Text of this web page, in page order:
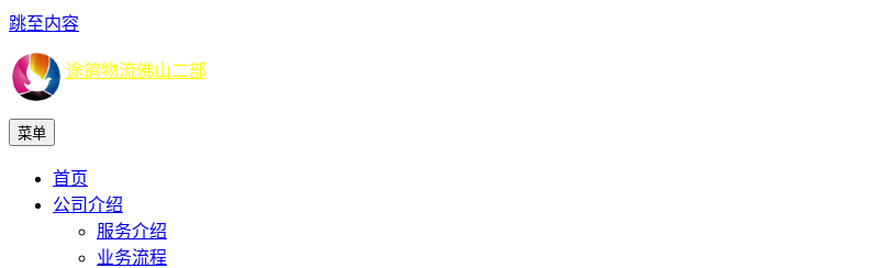
跳至内容
途鸽物流佛山二部
菜单
首页
公司介绍
服务介绍
业务流程